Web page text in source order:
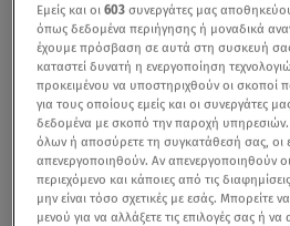
Εμείς και οι603 συνεργάτες μας
όπως δεδομένα περιήγησης ή μοναδικά
έχουμε πρόσβαση σε αυτά στη συσκευή
καταστεί δυνατή η ενεργοποίηση
προκειμένου να υποστηριχθούν οι σκοποί
για τους οποίους εμείς και οι συνεργάτες
δεδομένα με σκοπό την παροχή
όλων ή αποσύρετε τη συγκατάθεσή σας, οι
απενεργοποιηθούν. Αν απενεργοποιηθούν
περιεχόμενο και κάποιες από τις
μην είναι τόσο σχετικές με εσάς. Μπορείτε
μενού για να αλλάξετε τις επιλογές σας ή